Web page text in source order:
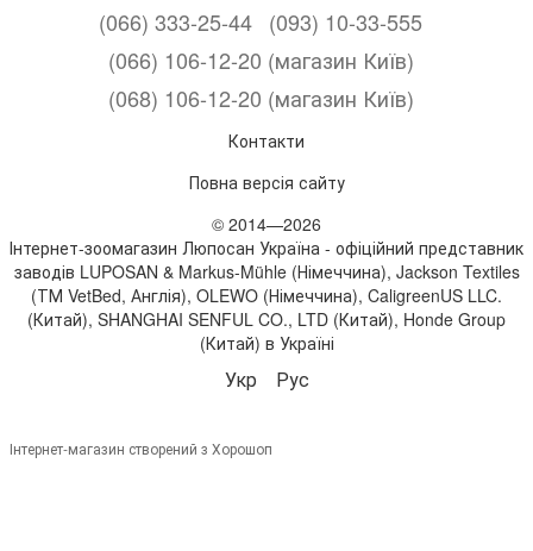
(066) 333-25-44 (093) 10-33-555
(066) 106-12-20 (магазин Київ)
(068) 106-12-20 (магазин Київ)
Контакти
Повна версія сайту
© 2014—2026
Інтернет-зоомагазин Люпосан Україна - офіційний представник
заводів LUPOSAN & Markus-Mühle (Німеччина), Jackson Textiles
(ТМ VetBed, Англія), OLEWO (Німеччина), CaligreenUS LLC.
(Китай), SHANGHAI SENFUL CO., LTD (Китай), Honde Group
(Китай) в Україні
Укр Рус
Інтернет-магазин створений з Хорошоп